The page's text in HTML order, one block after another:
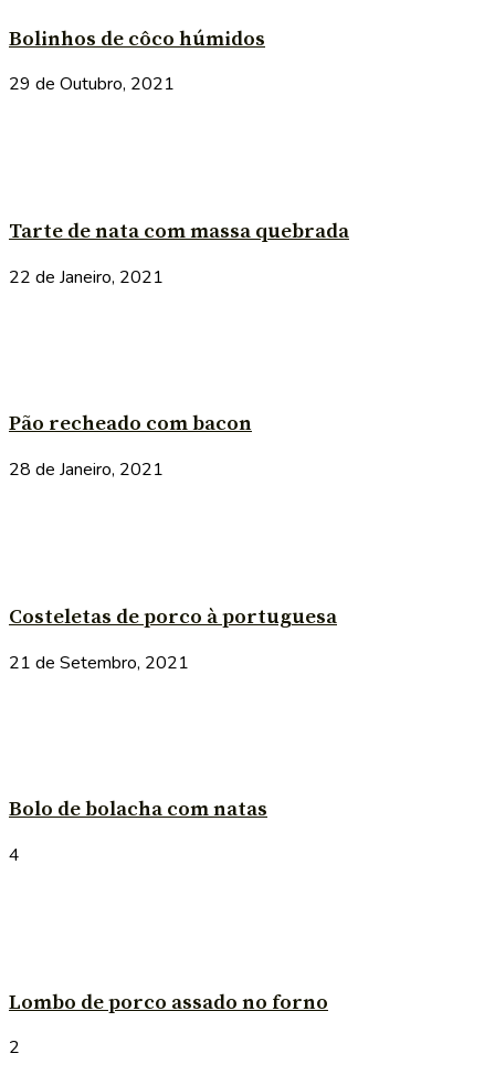
Bolinhos de côco húmidos
29 de Outubro, 2021
Tarte de nata com massa quebrada
22 de Janeiro, 2021
Pão recheado com bacon
28 de Janeiro, 2021
Costeletas de porco à portuguesa
21 de Setembro, 2021
Bolo de bolacha com natas
4
Lombo de porco assado no forno
2